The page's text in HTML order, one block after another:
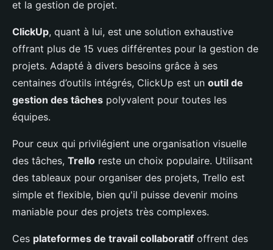
et la gestion de projet.
ClickUp, quant à lui, est une solution exhaustive
offrant plus de 15 vues différentes pour la gestion de
projets. Adapté à divers besoins grâce à ses
centaines d’outils intégrés, ClickUp est un outil de
gestion des tâches polyvalent pour toutes les
équipes.
Pour ceux qui privilégient une organisation visuelle
des tâches, Trello reste un choix populaire. Utilisant
des tableaux pour organiser des projets, Trello est
simple et flexible, bien qu'il puisse devenir moins
maniable pour des projets très complexes.
Ces plateformes de travail collaboratif offrent des